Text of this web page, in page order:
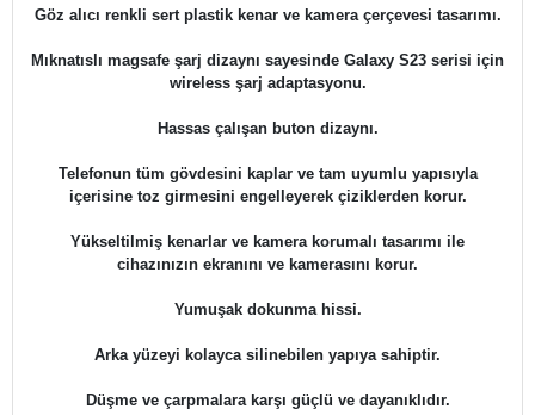
Göz alıcı renkli sert plastik kenar ve kamera çerçevesi tasarımı.
Mıknatıslı magsafe şarj dizaynı sayesinde Galaxy S23 serisi için
wireless şarj adaptasyonu.
Hassas çalışan buton dizaynı.
​Telefonun tüm gövdesini kaplar ve tam uyumlu yapısıyla
içerisine toz girmesini engelleyerek çiziklerden korur.
Yükseltilmiş kenarlar ve kamera korumalı tasarımı ile
cihazınızın ekranını ve kamerasını korur.
Yumuşak dokunma hissi.
Arka yüzeyi kolayca silinebilen yapıya sahiptir.
Düşme ve çarpmalara karşı güçlü ve dayanıklıdır.